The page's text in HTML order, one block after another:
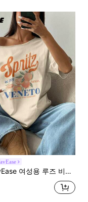
즈 비대칭 어깨 티셔츠, 칵테일 과일 오렌지 Y2K 스타일, 플러스 사이즈 살구 오버사이즈 티, 여름